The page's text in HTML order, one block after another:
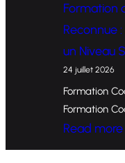
t
u
n
Formation
Reconnue
un Niveau
24 juillet 2026
Formation
Formation
Read more: